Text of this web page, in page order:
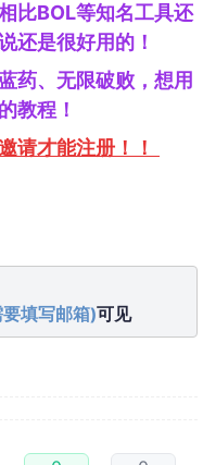
比BOL等知名工具还
还是很好用的！
药、无限破败，想用
教程！
请才能注册！！
填写邮箱)可见